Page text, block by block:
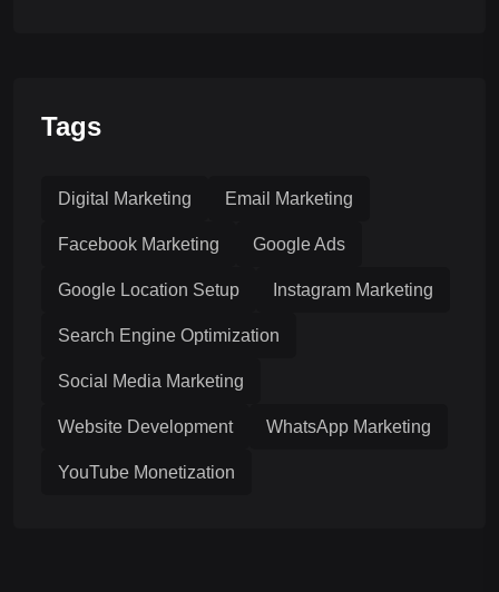
Tags
Digital Marketing Email Marketing
Facebook Marketing Google Ads
Google Location Setup Instagram Marketing
Search Engine Optimization
Social Media Marketing
Website Development WhatsApp Marketing
YouTube Monetization